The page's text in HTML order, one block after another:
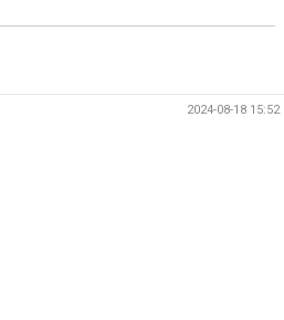
2024-08-18 15:52